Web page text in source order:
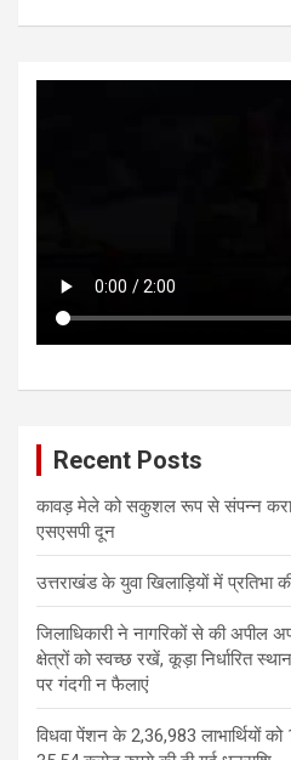
Recent Posts
कावड़ मेले को सकुशल रूप से संपन्न
एसएसपी दून
उत्तराखंड के युवा खिलाड़ियों में प्रतिभा
जिलाधिकारी ने नागरिकों से की अपील
क्षेत्रों को स्वच्छ रखें, कूड़ा निर्धारित
पर गंदगी न फैलाएं
विधवा पेंशन के 2,36,983 लाभार्थियों